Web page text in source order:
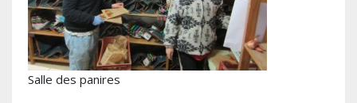
Salle des panires